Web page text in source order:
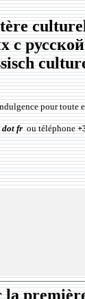
pour
dot frou téléphone
la